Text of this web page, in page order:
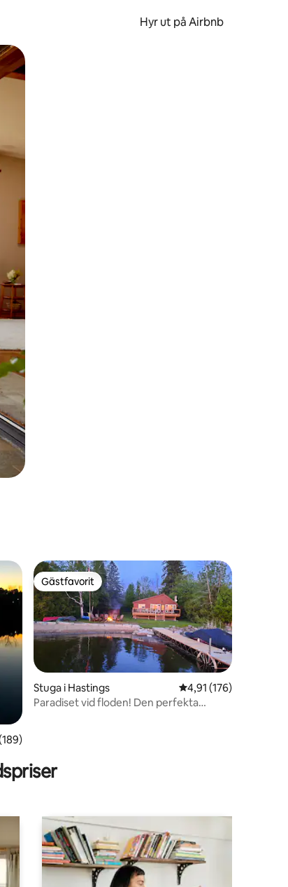
Hyr ut på Airbnb
5 i genomsnittligt betyg, 189 omdömen
Gästfavorit
Gästfavorit
Stuga i Hastings 4,91 av 5 i
4,91 (176)
Paradiset vid floden! Den perfekta